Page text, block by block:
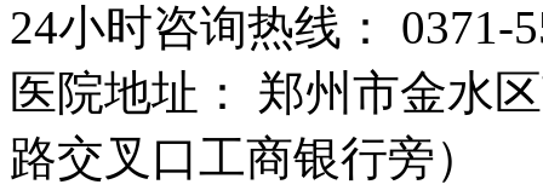
24小时咨询热线： 0371-
医院地址： 郑州市金水
路交叉口工商银行旁）